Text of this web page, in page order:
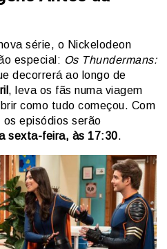
série, o Nickelodeon
especial: Os Thundermans:
decorrerá ao longo de
, leva os fãs numa viagem
como tudo começou. Com
os episódios serão
sexta-feira, às 17:30.